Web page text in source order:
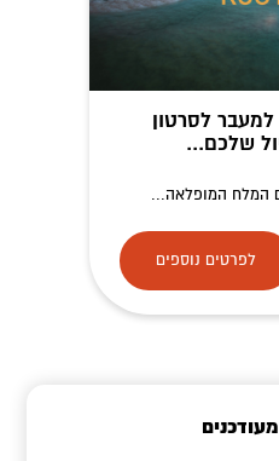
לסרטון
שלכם...
המלח המופלאה...
לפרטים נוספים